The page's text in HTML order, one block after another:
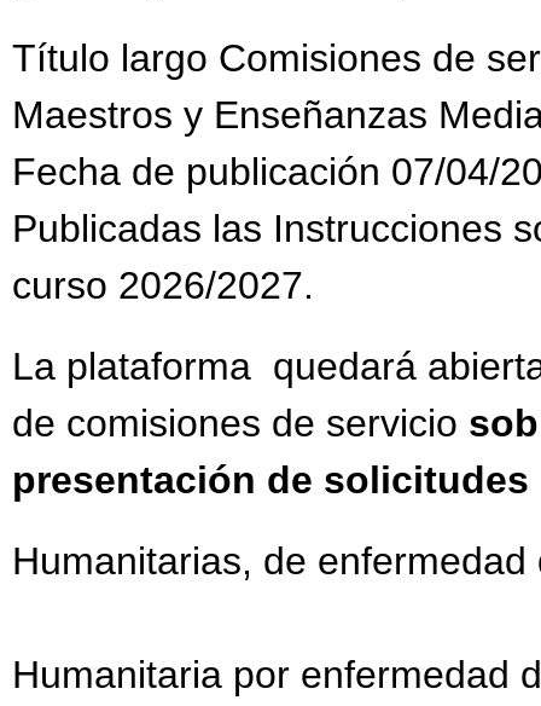
Título largo Comisiones de
Maestros y Enseñanzas
Fecha de publicación 07/04/
Publicadas las Instrucciones
curso 2026/2027.
La plataforma quedará
de comisiones de servicio
presentación de solicitudes
Humanitarias, de
Humanitaria por enfermedad